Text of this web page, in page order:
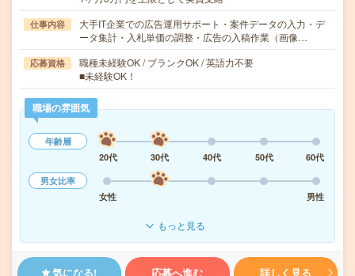
仕事内容
大手IT企業での広告運用サポート・案件データの入力・デ
ータ集計・入札単価の調整・広告の入稿作業（画像…
応募資格
職種未経験OK / ブランクOK / 英語力不要
■未経験OK！
職場の雰囲気
年齢層
20代
30代 40代 50代
60代
男女比率
女性
男性
もっと見る
気になる! 応募へ進む 詳しく見る